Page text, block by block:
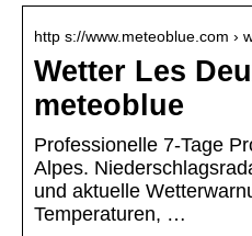
http s://www.meteoblue.com ›
Wetter Les
meteoblue
Professionelle 7-Tage
Alpes.
und aktuelle
Temperaturen, …